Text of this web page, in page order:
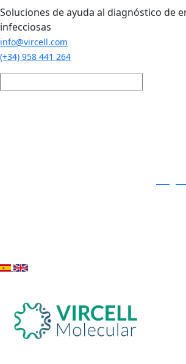
Pasar al contenido principal
Soluciones de ayuda al diagnóstico de
infecciosas
info@vircell.com
(+34) 958 441 264